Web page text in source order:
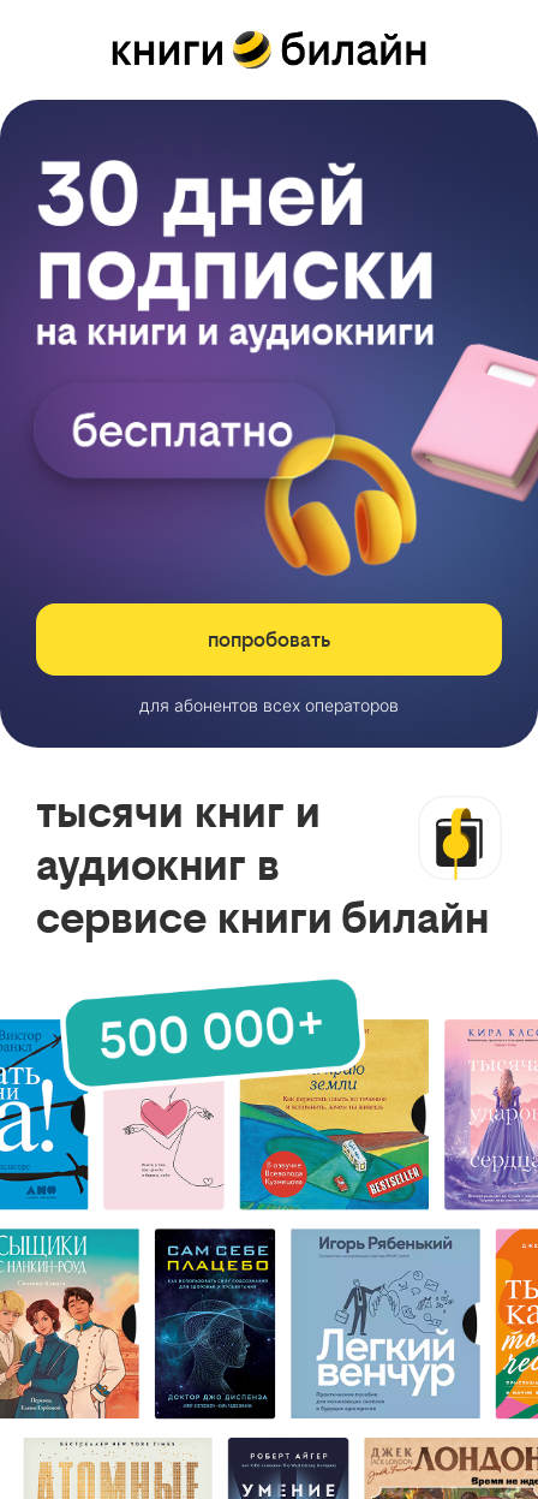
попробовать
для абонентов всех операторов
тысячи книг и
аудиокниг в
сервисе книги билайн